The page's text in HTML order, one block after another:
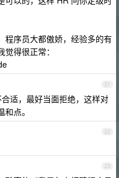
程序员大都傲娇，经验多的有
得很正常：
21
适，最好当面拒绝，这样对
点。
22
23